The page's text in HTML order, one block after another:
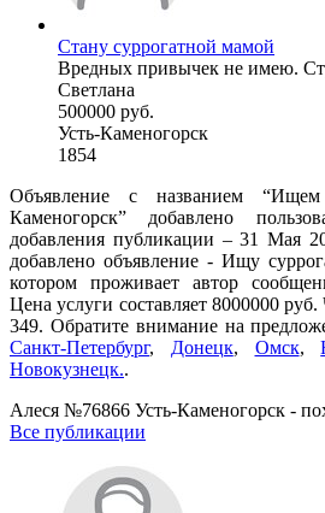
Стану суррогатной мамой
Вредных привычек не имею.
Светлана
500000 руб.
Усть-Каменогорск
1854
Объявление с названием
Каменогорск” добавлено
добавления публикации – 31 Мая
добавлено объявление - Ищу
котором проживает автор
Цена услуги составляет 8000000
349. Обратите внимание на
Санкт-Петербург, Донецк, Омск,
Новокузнецк..
Алеся №76866 Усть-Каменогорск -
Все публикации